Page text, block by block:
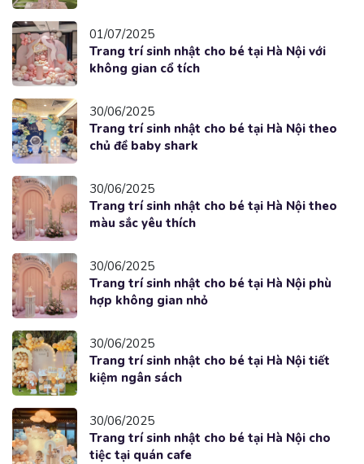
01/07/2025
Trang trí sinh nhật cho bé tại Hà Nội với
không gian cổ tích
30/06/2025
Trang trí sinh nhật cho bé tại Hà Nội theo
chủ đề baby shark
30/06/2025
Trang trí sinh nhật cho bé tại Hà Nội theo
màu sắc yêu thích
30/06/2025
Trang trí sinh nhật cho bé tại Hà Nội phù
hợp không gian nhỏ
30/06/2025
Trang trí sinh nhật cho bé tại Hà Nội tiết
kiệm ngân sách
30/06/2025
Trang trí sinh nhật cho bé tại Hà Nội cho
tiệc tại quán cafe